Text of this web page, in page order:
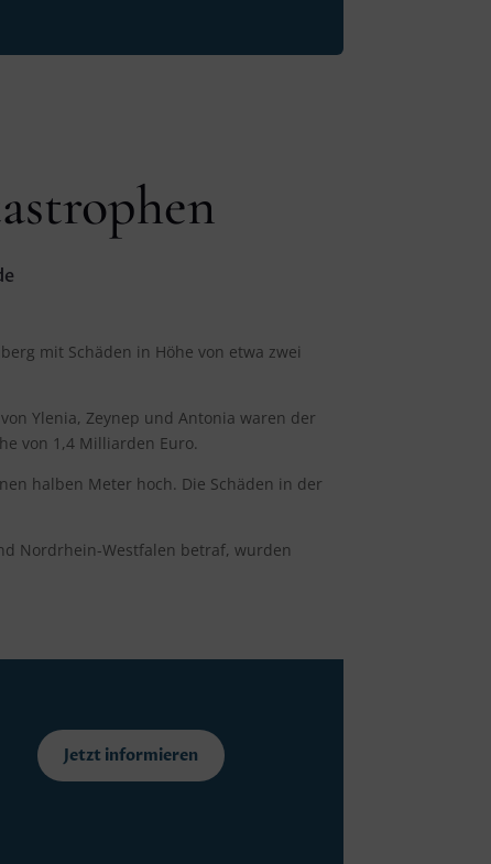
mit Schäden in Höhe von etwa zwei
Ylenia, Zeynep und Antonia waren der
von 1,4 Milliarden Euro.
halben Meter hoch. Die Schäden in der
Nordrhein-Westfalen betraf, wurden
Jetzt informieren